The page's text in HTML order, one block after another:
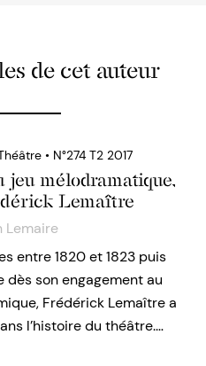
de cet auteur
• N°274 T2 2017
jeu mélodramatique,
Lemaître
Lemaire
entre 1820 et 1823 puis
son engagement au
Frédérick Lemaître a
l’histoire du théâtre.…